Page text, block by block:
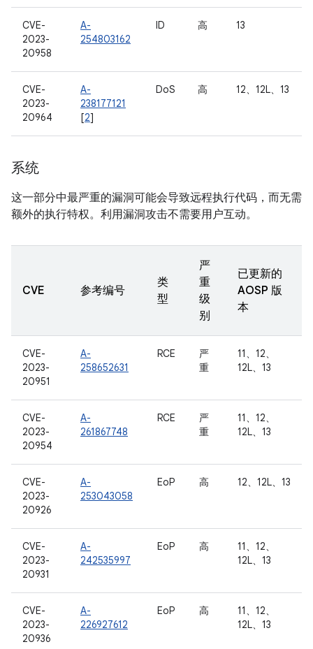
CVE-
2023-
20958
A-
254803162
ID 高 13
CVE-
2023-
20964
A-
238177121
[2]
DoS 高 12、12L、13
系统
这一部分中最严重的漏洞可能会导致远程执行代码，而无需
额外的执行特权。利用漏洞攻击不需要用户互动。
CVE 参考编号
类
型
严
重
级
别
已更新的
AOSP 版
本
CVE-
2023-
20951
A-
258652631
RCE
严
重
11、12、
12L、13
CVE-
2023-
20954
A-
261867748
RCE
严
重
11、12、
12L、13
CVE-
2023-
20926
A-
253043058
EoP 高 12、12L、13
CVE-
2023-
20931
A-
242535997
EoP 高
11、12、
12L、13
CVE-
2023-
20936
A-
226927612
EoP 高
11、12、
12L、13